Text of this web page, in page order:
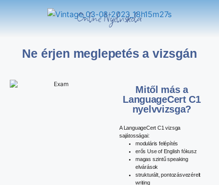
Online Nyelviskola
Ne érjen meglepetés a vizsgán
Mitől más a
LanguageCert C1
nyelvvizsga?
A LanguageCert C1 vizsga
sajátosságai:
moduláris felépítés
erős Use of English fókusz
magas szintű speaking
elvárások
strukturált, pontozásvezérelt
writing